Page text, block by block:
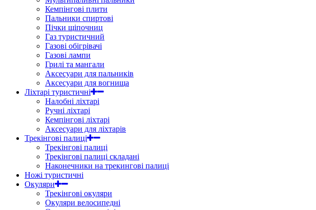
Кемпінгові плити
Пальники спиртові
Пічки щіпочниц
Газ туристичний
Газові обігрівачі
Газові лампи
Грилі та мангали
Аксесуари для пальників
Аксесуари для вогнища
Ліхтарі туристичні
Налобні ліхтарі
Ручні ліхтарі
Кемпінгові ліхтарі
Аксесуари для ліхтарів
Трекінгові палиці
Трекінгові палиці
Трекінгові палиці складані
Наконечники на трекингові палиці
Ножі туристичні
Окуляри
Трекінгові окуляри
Окуляри велосипедні